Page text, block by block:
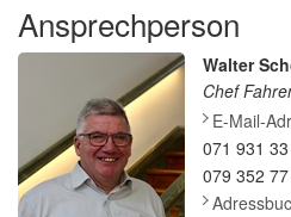
Ansprechperson
Walter
Chef
E-Mail-
071 931
079 352